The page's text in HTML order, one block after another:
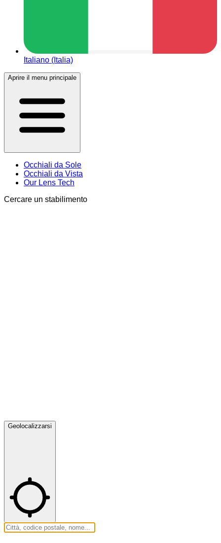
Italiano (Italia)
Aprire il menu principale
Occhiali da Sole
Occhiali da Vista
Our Lens Tech
Cercare un stabilimento
Geolocalizzarsi